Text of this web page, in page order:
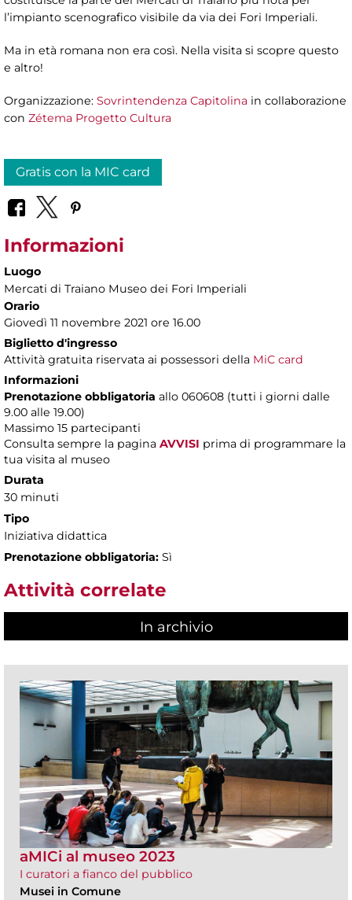
l’impianto scenografico visibile da via dei Fori Imperiali.
Ma in età romana non era così. Nella visita si scopre questo
e altro!
Organizzazione: Sovrintendenza Capitolina in collaborazione
con Zétema Progetto Cultura
Gratis con la MIC card
Informazioni
Luogo
Mercati di Traiano Museo dei Fori Imperiali
Orario
Giovedì 11 novembre 2021 ore 16.00
Biglietto d'ingresso
Attività gratuita riservata ai possessori della MiC card
Informazioni
Prenotazione obbligatoria allo 060608 (tutti i giorni dalle
9.00 alle 19.00)
Massimo 15 partecipanti
Consulta sempre la pagina AVVISI prima di programmare la
tua visita al museo
Durata
30 minuti
Tipo
Iniziativa didattica
Prenotazione obbligatoria: Sì
Attività correlate
In archivio
aMICi al museo 2023
I curatori a fianco del pubblico
Musei in Comune